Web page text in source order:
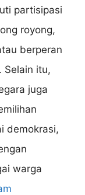
partisipasi
royong,
berperan
Selain itu,
juga
demokrasi,
warga